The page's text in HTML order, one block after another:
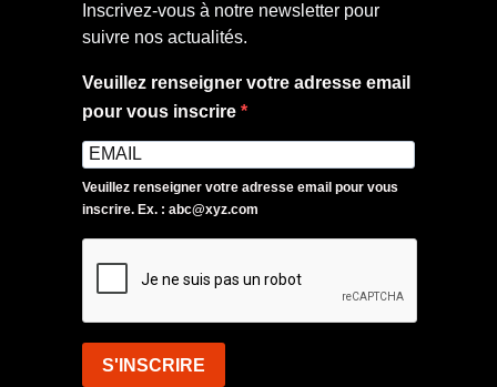
Inscrivez-vous à notre newsletter pour
suivre nos actualités.
Veuillez renseigner votre adresse email
pour vous inscrire
Veuillez renseigner votre adresse email pour vous
inscrire. Ex. : abc@xyz.com
S'INSCRIRE